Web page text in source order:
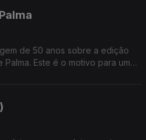
de 50 anos sobre a edição
Este é o motivo para uma